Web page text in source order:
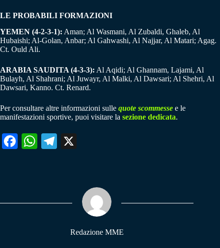
LE PROBABILI FORMAZIONI
YEMEN (4-2-3-1): Aman; Al Wasmani, Al Zubaldi, Ghaleb, Al
Hubaishi; Al-Golan, Anbar; Al Gahwashi, Al Najjar, Al Matari; Agag.
Ct. Ould Ali.
ARABIA SAUDITA (4-3-3): Al Aqidi; Al Ghannam, Lajami, Al
Bulayh, Al Shahrani; Al Juwayr, Al Malki, Al Dawsari; Al Shehri, Al
Dawsari, Kanno. Ct. Renard.
Per consultare altre informazioni sulle quote scommesse e le
manifestazioni sportive, puoi visitare la sezione dedicata.
Fa W
pp
Te
m
Redazione MME